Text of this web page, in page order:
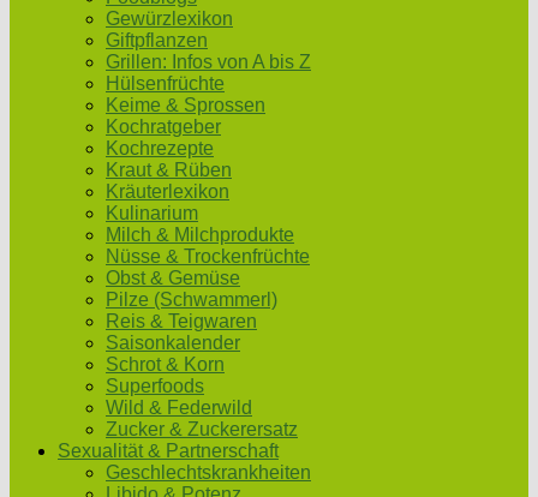
Gewürzlexikon
Giftpflanzen
Grillen: Infos von A bis Z
Hülsenfrüchte
Keime & Sprossen
Kochratgeber
Kochrezepte
Kraut & Rüben
Kräuterlexikon
Kulinarium
Milch & Milchprodukte
Nüsse & Trockenfrüchte
Obst & Gemüse
Pilze (Schwammerl)
Reis & Teigwaren
Saisonkalender
Schrot & Korn
Superfoods
Wild & Federwild
Zucker & Zuckerersatz
Sexualität & Partnerschaft
Geschlechtskrankheiten